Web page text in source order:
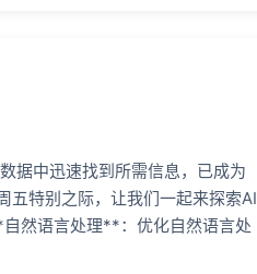
据中迅速找到所需信息，已成为
五特别之际，让我们一起来探索AI
然语言处理**：优化自然语言处